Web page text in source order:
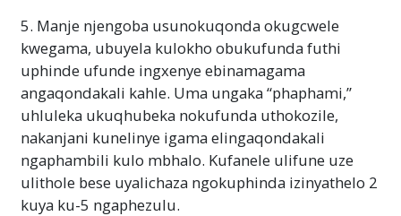
5. Manje njengoba usunokuqonda okugcwele
kwegama, ubuyela kulokho obukufunda futhi
uphinde ufunde ingxenye ebinamagama
angaqondakali kahle. Uma ungaka “phaphami,”
uhluleka ukuqhubeka nokufunda uthokozile,
nakanjani kunelinye igama elingaqondakali
ngaphambili kulo mbhalo. Kufanele ulifune uze
ulithole bese uyalichaza ngokuphinda izinyathelo 2
kuya ku-5 ngaphezulu.